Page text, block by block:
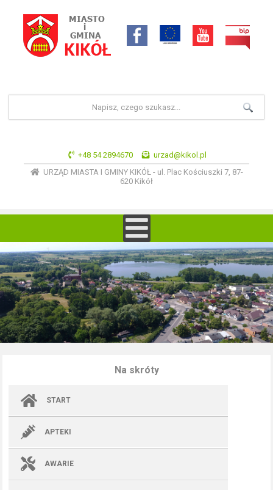
+48 54 2894670
urzad@kikol.pl
URZĄD MIASTA I GMINY KIKÓŁ - ul. Plac Kościuszki 7, 87-
620 Kikół
Na skróty
START
APTEKI
AWARIE